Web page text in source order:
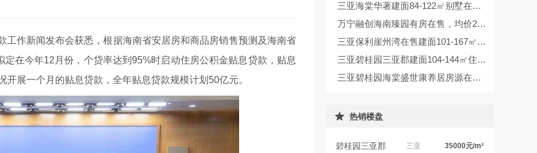
工作新闻发布会获悉，根据海南省安居房和商品房销售预测及海南省
在今年12月份，个贷率达到95%时启动住房公积金贴息贷款，贴息
展一个月的贴息贷款，全年贴息贷款规模计划50亿元。
三亚海棠华著建面84-122㎡别墅在售，总价2000万元/套
万宁融创海南臻园有房在售，均价20000元/㎡
三亚保利崖州湾在售建面101-167㎡3-4居，均价17000元/㎡
三亚碧桂园三亚郡建面104-144㎡住宅在售，均价30000元/㎡
三亚碧桂园海棠盛世康养居房源在售，均价29999元/㎡
热销楼盘
碧桂园三亚郡 三亚 35000元/m²